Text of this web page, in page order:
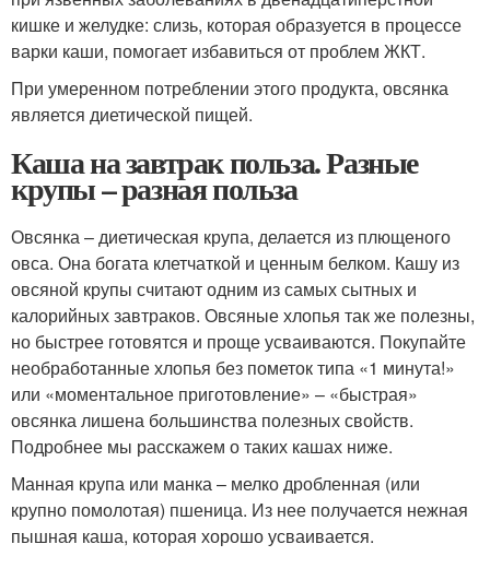
кишке и желудке: слизь, которая образуется в процессе
варки каши, помогает избавиться от проблем ЖКТ.
При умеренном потреблении этого продукта, овсянка
является диетической пищей.
Каша на завтрак польза. Разные
крупы – разная польза
Овсянка – диетическая крупа, делается из плющеного
овса. Она богата клетчаткой и ценным белком. Кашу из
овсяной крупы считают одним из самых сытных и
калорийных завтраков. Овсяные хлопья так же полезны,
но быстрее готовятся и проще усваиваются. Покупайте
необработанные хлопья без пометок типа «1 минута!»
или «моментальное приготовление» – «быстрая»
овсянка лишена большинства полезных свойств.
Подробнее мы расскажем о таких кашах ниже.
Манная крупа или манка – мелко дробленная (или
крупно помолотая) пшеница. Из нее получается нежная
пышная каша, которая хорошо усваивается.